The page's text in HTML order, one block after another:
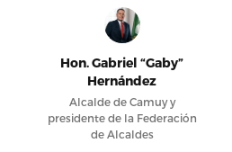
Hon. Gabriel “Gaby”
Hernández
Alcalde de Camuy y
presidente de la Federación
de Alcaldes